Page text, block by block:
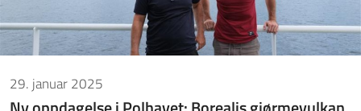
29. januar 2025